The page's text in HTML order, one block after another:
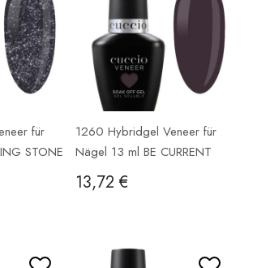
für
STONE
1260 Hybridgel Veneer für
Nägel 13 ml BE CURRENT
13,72 €